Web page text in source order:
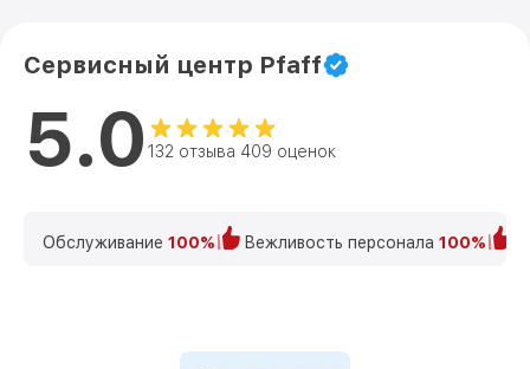
Сервисный центр Pfaff
5.0 132 отзыва 409 оценок
Обслуживание 100% Вежливость персонала 100%